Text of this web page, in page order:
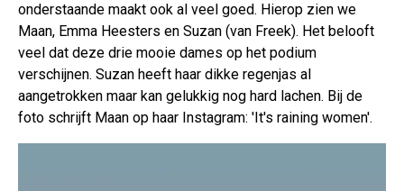
onderstaande maakt ook al veel goed. Hierop zien we
Maan, Emma Heesters en Suzan (van Freek). Het belooft
veel dat deze drie mooie dames op het podium
verschijnen. Suzan heeft haar dikke regenjas al
aangetrokken maar kan gelukkig nog hard lachen. Bij de
foto schrijft Maan op haar Instagram: 'It's raining women'.